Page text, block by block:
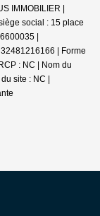
IMMOBILIER |
social : 15 place
|
| Forme
: NC | Nom du
site : NC |